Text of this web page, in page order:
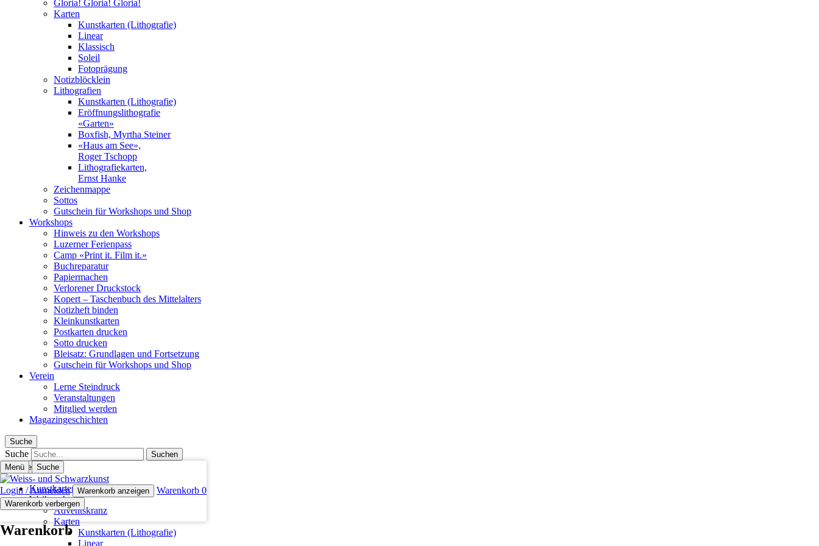
Gloria! Gloria! Gloria!
Karten
Kunstkarten (Lithografie)
Linear
Klassisch
Soleil
Fotoprägung
Notizblöcklein
Lithografien
Kunstkarten (Lithografie)
Eröffnungslithografie
«Garten»
Boxfish, Myrtha Steiner
«Haus am See»,
Roger Tschopp
Lithografiekarten,
Ernst Hanke
Zeichenmappe
Sottos
Gutschein für Workshops und Shop
Workshops
Hinweis zu den Workshops
Luzerner Ferienpass
Camp «Print it. Film it.»
Buchreparatur
Papiermachen
Verlorener Druckstock
Kopert – Taschenbuch des Mittelalters
Notizheft binden
Kleinkunstkarten
Postkarten drucken
Sotto drucken
Bleisatz: Grundlagen und Fortsetzung
Gutschein für Workshops und Shop
Verein
Lerne Steindruck
Veranstaltungen
Mitglied werden
Magazingeschichten
Suche
Suche
Menü Suche
Login / Anmelden Warenkorb anzeigen Warenkorb 0
Warenkorb verbergen
Warenkorb
Schliessen
Kunstkarten (Lithografie)
Weihnachten
Adventskranz
Karten
Kunstkarten (Lithografie)
Linear